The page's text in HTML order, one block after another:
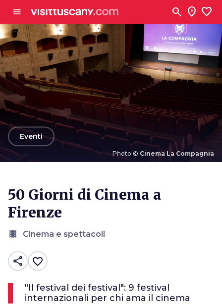
menu search location_on favorite
Photo © Cinema La Compagnia
arrow_backEventi
50 Giorni di Cinema a
Firenze
local_movies Cinema e spettacoli
share favorite_border
"Il festival dei festival": 9 festival
internazionali per chi ama il cinema